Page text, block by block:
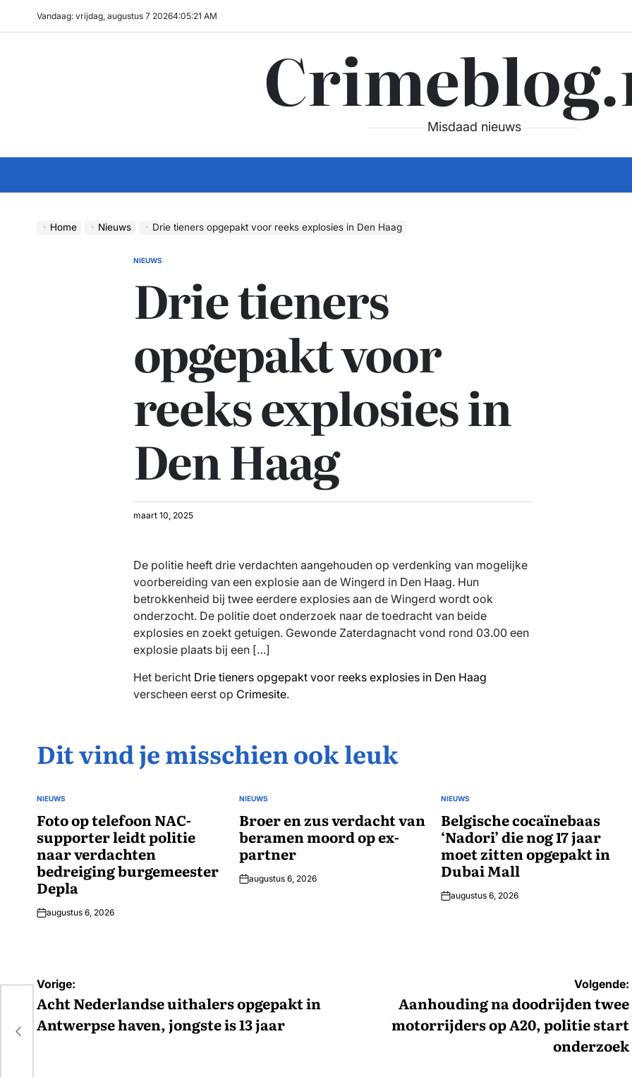
Vandaag: vrijdag, augustus 7 20264:05:22 AM
Misdaad nieuws
Home Nieuws Drie tieners opgepakt voor reeks explosies in Den Haag
GEPLAATST
NIEUWS
Drie tieners
opgepakt voor
reeks explosies in
Den Haag
maart 10, 2025
De politie heeft drie verdachten aangehouden op verdenking van mogelijke
voorbereiding van een explosie aan de Wingerd in Den Haag. Hun
betrokkenheid bij twee eerdere explosies aan de Wingerd wordt ook
onderzocht. De politie doet onderzoek naar de toedracht van beide
explosies en zoekt getuigen. Gewonde Zaterdagnacht vond rond 03.00 een
explosie plaats bij een […]
Het bericht Drie tieners opgepakt voor reeks explosies in Den Haag
verscheen eerst op Crimesite.
Dit vind je misschien ook leuk
GEPLAATST
NIEUWS
Foto op telefoon NAC-
supporter leidt politie
naar verdachten
bedreiging burgemeester
Depla
augustus 6, 2026
GEPLAATST
NIEUWS
Broer en zus verdacht van
beramen moord op ex-
partner
augustus 6, 2026
GEPLAATST
NIEUWS
Belgische cocaïnebaas
‘Nadori’ die nog 17 jaar
moet zitten opgepakt in
Dubai Mall
augustus 6, 2026
Bericht
navigatie
Vorige:
Acht Nederlandse uithalers opgepakt in
Antwerpse haven, jongste is 13 jaar
Volgende:
Aanhouding na doodrijden twee
motorrijders op A20, politie start
onderzoek